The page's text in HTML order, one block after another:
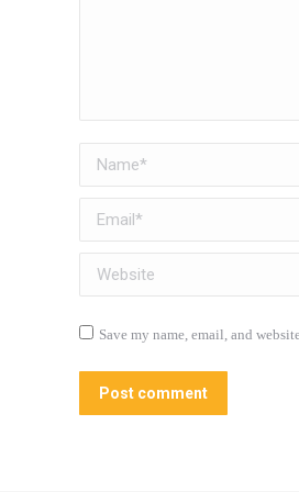
Name *
Email *
Website
Save my name, email, and
Post comment